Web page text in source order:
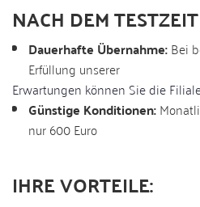
NACH DEM
Dauerhafte Übernahme:Bei
Erfüllung unserer
Erwartungen können Sie die
Günstige Konditionen:
nur 600 Euro
IHRE VORTEILE: